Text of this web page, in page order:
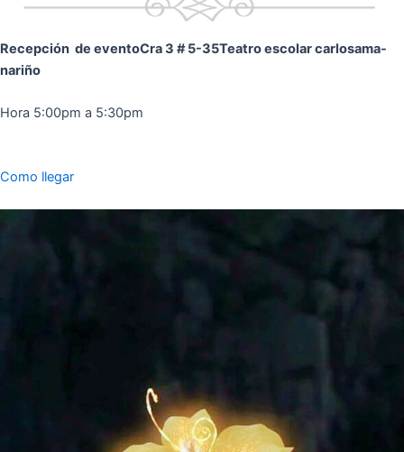
Recepción de eventoCra 3 # 5-35Teatro escolar carlosama-
nariño
Hora 5:00pm a 5:30pm
Como llegar